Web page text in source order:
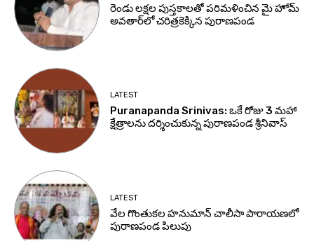
రెండు లక్షల పుస్తకాలతో పరిమళించిన మై హోమ్
అవతార్‌లో చరిత్రకెక్కిన పురాణపండ
LATEST
Puranapanda Srinivas: ఒకే రోజు 3 మహా
క్షేత్రాలను దర్శించుకున్న పురాణపండ శ్రీనివాస్
LATEST
వేల గొంతుకల హనుమాన్ చాలీసా పారాయణలో
పురాణపండ పిలుపు